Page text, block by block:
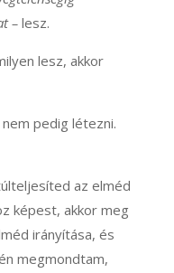
–lesz.
lesz, akkor
pedig létezni.
az elméd
képest, akkor meg
irányítása, és
megmondtam,